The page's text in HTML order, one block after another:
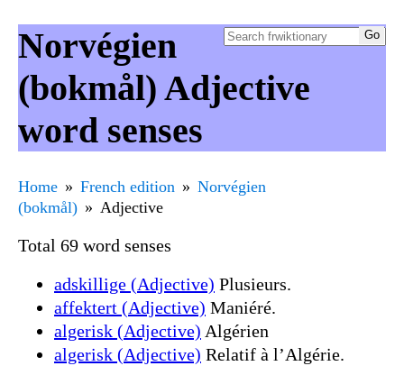
Norvégien
(bokmål) Adjective
word senses
Home French edition
Norvégien
(bokmål)
Adjective
Total 69 word senses
adskillige (Adjective) Plusieurs.
affektert (Adjective) Maniéré.
algerisk (Adjective) Algérien
algerisk (Adjective) Relatif à l’Algérie.